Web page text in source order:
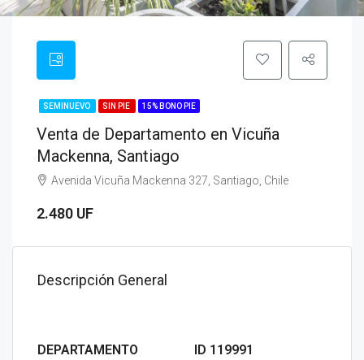
SEMINUEVO SIN PIE 15% BONO PIE
Venta de Departamento en Vicuña
Mackenna, Santiago
Avenida Vicuña Mackenna 327, Santiago, Chile
2.480 UF
Descripción General
DEPARTAMENTO ID 119991